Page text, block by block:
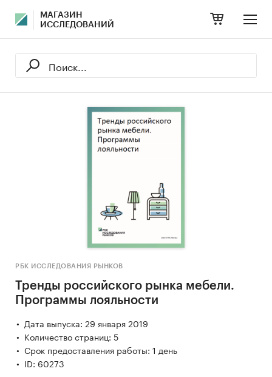
МАГАЗИН
ИССЛЕДОВАНИЙ
РБК ИССЛЕДОВАНИЯ РЫНКОВ
Тренды российского рынка мебели.
Программы лояльности
Дата выпуска: 29 января 2019
Количество страниц: 5
Срок предоставления работы: 1 день
ID: 60273